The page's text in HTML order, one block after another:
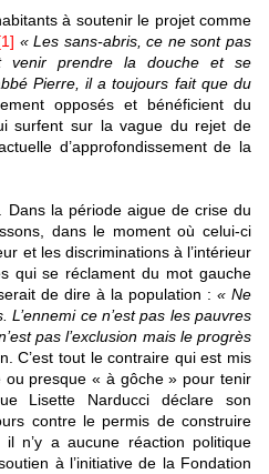
à soutenir le projet comme
« Les sans-abris, ce ne sont pas
venir prendre la douche et se
Pierre, il a toujours fait que du
opposés et bénéficient du
surfent sur la vague du rejet de
d’approfondissement de la
la période aigue de crise du
dans le moment où celui-ci
et les discriminations à l’intérieur
qui se réclament du mot gauche
de dire à la population : « Ne
L’ennemi ce n’est pas les pauvres
pas l’exclusion mais le progrès
C’est tout le contraire qui est mis
presque « à gôche » pour tenir
Lisette Narducci déclare son
contre le permis de construire
, il n’y a aucune réaction politique
à l’initiative de la Fondation